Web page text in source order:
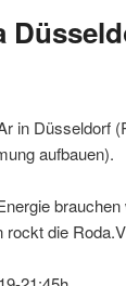
in Düsseldorf
aufbauen).
rockt die Roda.V